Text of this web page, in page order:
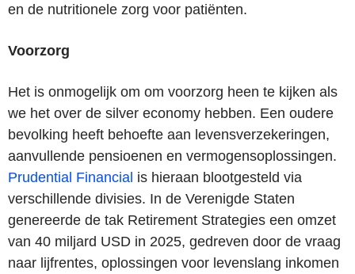
en de nutritionele zorg voor patiënten.
Voorzorg
Het is onmogelijk om om voorzorg heen te kijken als
we het over de silver economy hebben. Een oudere
bevolking heeft behoefte aan levensverzekeringen,
aanvullende pensioenen en vermogensoplossingen.
Prudential Financial is hieraan blootgesteld via
verschillende divisies. In de Verenigde Staten
genereerde de tak Retirement Strategies een omzet
van 40 miljard USD in 2025, gedreven door de vraag
naar lijfrentes, oplossingen voor levenslang inkomen